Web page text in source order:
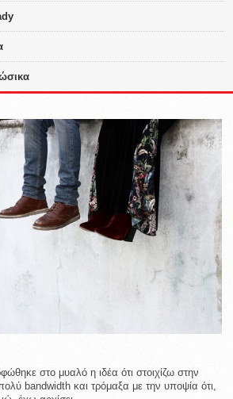
στο μυαλό η ιδέα ότι στοιχίζω στην
bandwidth και τρόμαξα με την υποψία ότι,